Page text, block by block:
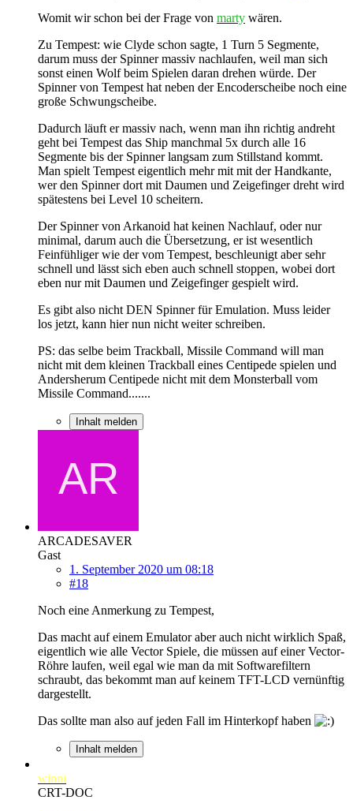
Womit wir schon bei der Frage von marty wären.
Zu Tempest: wie Clyde schon sagte, 1 Turn 5 Segmente,
darum muss der Spinner massiv nachlaufen, weil man sich
sonst einen Wolf beim Spielen daran drehen würde. Der
Spinner von Tempest hat neben der Encoderscheibe noch eine
große Schwungscheibe.
Dadurch läuft er massiv nach, wenn man ihn richtig andreht
geht bei Tempest das Ship manchmal 5x durch alle 16
Segmente bis der Spinner langsam zum Stillstand kommt.
Man spielt Tempest eigentlich mehr mit mit der Handkante,
wer den Spinner dort mit Daumen und Zeigefinger dreht wird
spätestens bei Level 10 scheitern.
Der Spinner von Arkanoid hat keinen Nachlauf, oder nur
minimal, darum auch die Übersetzung, er ist wesentlich
Feinfühliger wie der vom Tempest, beschleunigt aber sehr
schnell und lässt sich eben auch schnell stoppen, wobei dort
eben nur mit Daumen und Zeigefinger gespielt wird.
Es gibt also nicht DEN Spinner für Emulation. Muss leider
los jetzt, kann hier nun nicht weiter schreiben.
PS: das selbe beim Trackball, Missile Command will man
nicht mit dem kleinen Trackball eines Centipede spielen und
Andersherum Centipede nicht mit dem Monsterball vom
Missile Command.......
Inhalt melden
ARCADESAVER
Gast
1. September 2020 um 08:18
#18
Noch eine Anmerkung zu Tempest,
Das macht auf einem Emulator aber auch nicht wirklich Spaß,
eigentlich wie alle Vector Spiele, die müssen auf einer Vector-
Röhre laufen, weil egal wie man da mit Softwarefiltern
schraubt, das bekommt man auf keinem TFT-LCD vernünftig
dargestellt.
Das sollte man also auf jeden Fall im Hinterkopf haben
Inhalt melden
winni
CRT-DOC